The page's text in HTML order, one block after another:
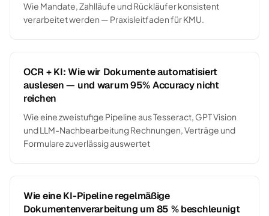
Wie Mandate, Zahlläufe und Rückläufer konsistent
verarbeitet werden — Praxisleitfaden für KMU.
OCR + KI: Wie wir Dokumente automatisiert
auslesen — und warum 95% Accuracy nicht
reichen
Wie eine zweistufige Pipeline aus Tesseract, GPT Vision
und LLM-Nachbearbeitung Rechnungen, Verträge und
Formulare zuverlässig auswertet
Wie eine KI-Pipeline regelmäßige
Dokumentenverarbeitung um 85 % beschleunigt